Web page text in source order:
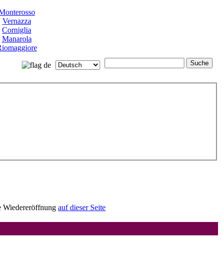
Vernazza
Corniglia
Manarola
Wiedereröffnung auf dieser Seite